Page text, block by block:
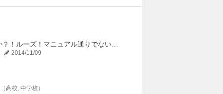
2014/11/09
高校 中学校